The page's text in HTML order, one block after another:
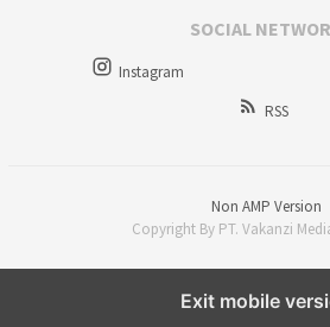
SOCIAL
Instagram
RSS
Non AMP Version
Copyright By PT. Vakanzi
Exit mobile